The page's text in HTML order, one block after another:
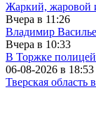
Жаркий, жаровой
Вчера в 11:26
Владимир
Вчера в 10:33
В Торжке
06-08-2026 в 18:53
Тверская